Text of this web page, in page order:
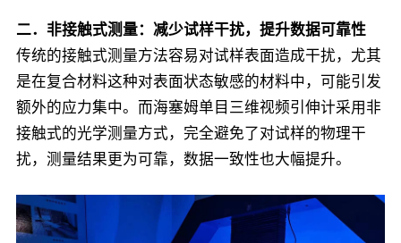
二．非接触式测量：减少试样干扰，提升数据可靠性
传统的接触式测量方法容易对试样表面造成干扰，尤其
是在复合材料这种对表面状态敏感的材料中，可能引发
额外的应力集中。而海塞姆单目三维视频引伸计采用非
接触式的光学测量方式，完全避免了对试样的物理干
扰，测量结果更为可靠，数据一致性也大幅提升。